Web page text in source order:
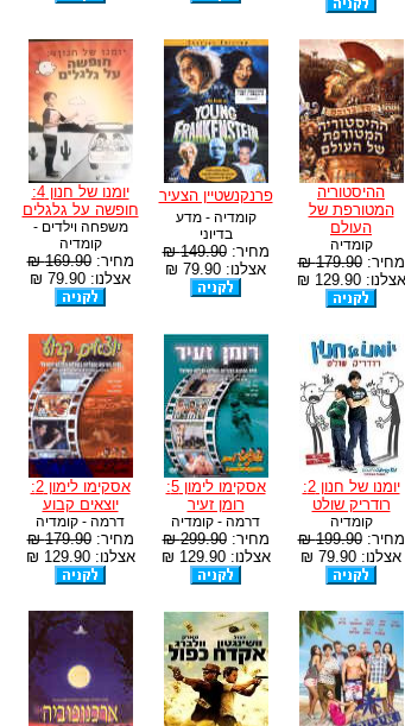
ההיסטוריה
המטורפת של
העולם
קומדיה
מחיר:179.90 ₪
אצלנו: 129.90 ₪
פרנקנשטיין הצעיר
קומדיה - מדע
בדיוני
מחיר:149.90 ₪
אצלנו: 79.90 ₪
יומנו של חנון 4:
חופשה על גלגלים
משפחה וילדים -
קומדיה
מחיר:169.90 ₪
אצלנו: 79.90 ₪
יומנו של חנון 2:
רודריק שולט
קומדיה
מחיר:199.90 ₪
אצלנו: 79.90 ₪
אסקימו לימון 5:
רומן זעיר
דרמה - קומדיה
מחיר:299.90 ₪
אצלנו: 129.90 ₪
אסקימו לימון 2:
יוצאים קבוע
דרמה - קומדיה
מחיר:179.90 ₪
אצלנו: 129.90 ₪